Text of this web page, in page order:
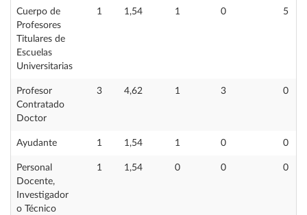
Cuerpo de
Profesores
Titulares de
Escuelas
Universitarias
1 1,54 1 0 5
Profesor
Contratado
Doctor
3 4,62 1 3 0
Ayudante 1 1,54 1 0 0
Personal
Docente,
Investigador
o Técnico
1 1,54 0 0 0